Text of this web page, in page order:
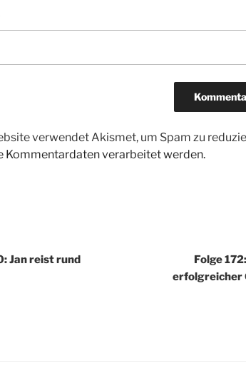
verwendet Akismet, um Spam zu
Kommentardaten verarbeitet werden.
Jan reist rund
Folge
erfolgreicher